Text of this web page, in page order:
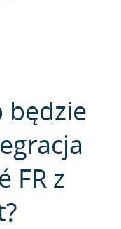
będzie
FR z